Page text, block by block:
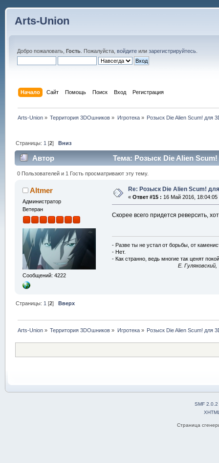
Arts-Union
Добро пожаловать, Гость. Пожалуйста, войдитеили зарегистрируйтесь.
Начало Сайт Помощь Поиск Вход Регистрация
Arts-Union » Территория 3DOшников » Игротека» Розыск Die Alien Scum! для
Страницы: 1 [2]Вниз
Автор Тема: Розыск Die Alien
0 Пользователей и 1 Гость просматривают эту тему.
Altmer
Администратор
Ветеран
Сообщений: 4222
Re: Розыск Die Alien Scum!
« Ответ #15 : 16 Май 2016, 18:04:05
Скорее всего придется реверсить,
- Разве ты не устал от борьбы, от
- Нет.
- Как странно, ведь многие так ценят
E.
Страницы: 1 [2]Вверх
Arts-Union » Территория 3DOшников » Игротека» Розыск Die Alien Scum! для
SMF 2.0.2
Страница